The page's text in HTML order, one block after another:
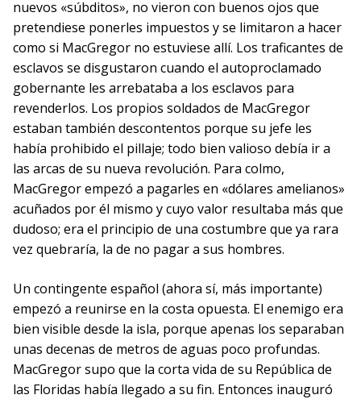
nuevos «súbditos», no vieron con buenos ojos que
pretendiese ponerles impuestos y se limitaron a hacer
como si MacGregor no estuviese allí. Los traficantes de
esclavos se disgustaron cuando el autoproclamado
gobernante les arrebataba a los esclavos para
revenderlos. Los propios soldados de MacGregor
estaban también descontentos porque su jefe les
había prohibido el pillaje; todo bien valioso debía ir a
las arcas de su nueva revolución. Para colmo,
MacGregor empezó a pagarles en «dólares amelianos»
acuñados por él mismo y cuyo valor resultaba más que
dudoso; era el principio de una costumbre que ya rara
vez quebraría, la de no pagar a sus hombres.
Un contingente español (ahora sí, más importante)
empezó a reunirse en la costa opuesta. El enemigo era
bien visible desde la isla, porque apenas los separaban
unas decenas de metros de aguas poco profundas.
MacGregor supo que la corta vida de su República de
las Floridas había llegado a su fin. Entonces inauguró